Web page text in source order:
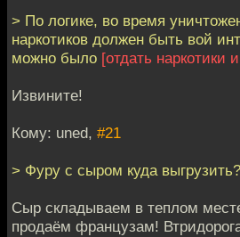
> По логике, во время
наркотиков должен быть вой
можно было [отдать наркотики
Извините!
Кому: uned, #21
> Фуру с сыром куда выгрузить?
Сыр складываем в теплом
продаём французам!